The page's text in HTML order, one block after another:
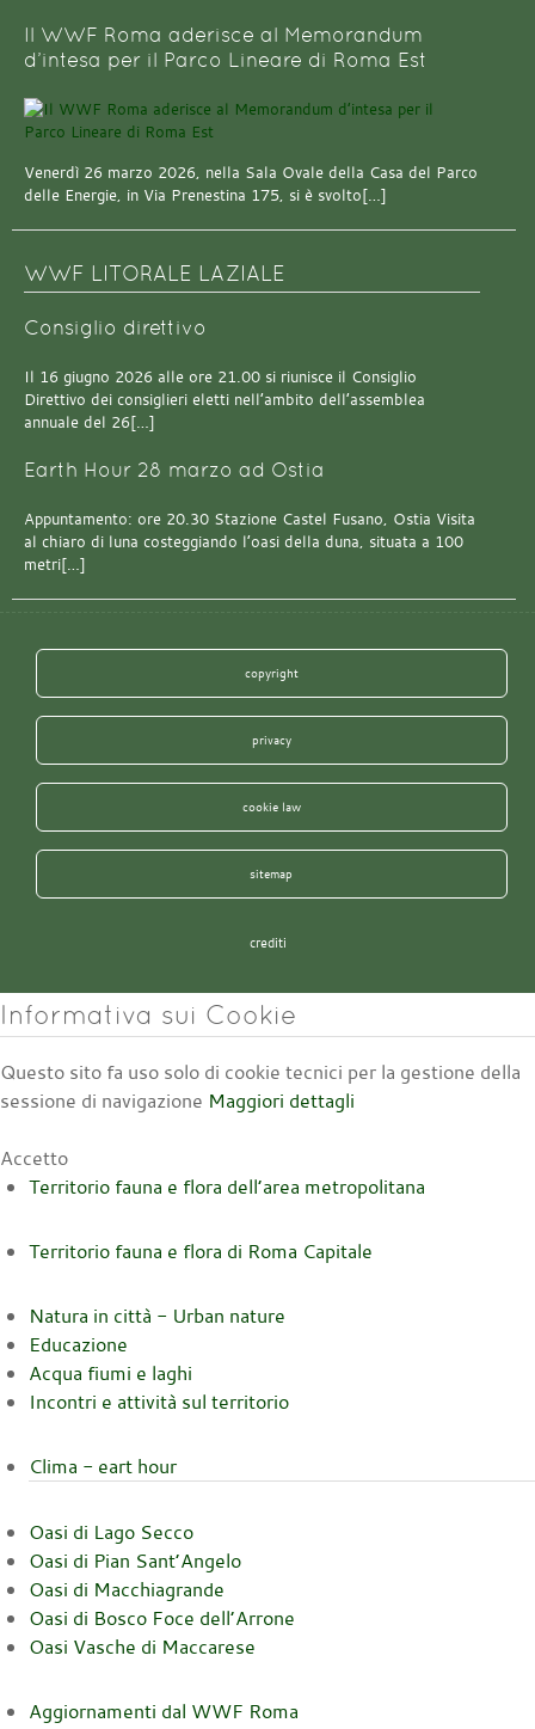
Il WWF Roma aderisce al Memorandum
d’intesa per il Parco Lineare di Roma Est
Venerdì 26 marzo 2026, nella Sala Ovale della Casa del Parco
delle Energie, in Via Prenestina 175, si è svolto[…]
WWF LITORALE LAZIALE
Consiglio direttivo
Il 16 giugno 2026 alle ore 21.00 si riunisce il Consiglio
Direttivo dei consiglieri eletti nell’ambito dell’assemblea
annuale del 26[…]
Earth Hour 28 marzo ad Ostia
Appuntamento: ore 20.30 Stazione Castel Fusano, Ostia Visita
al chiaro di luna costeggiando l’oasi della duna, situata a 100
metri[…]
copyright
privacy
cookie law
sitemap
crediti
Informativa sui Cookie
Questo sito fa uso solo di cookie tecnici per la gestione della
sessione di navigazione Maggiori dettagli
Accetto
Territorio fauna e flora dell’area metropolitana
Territorio fauna e flora di Roma Capitale
Natura in città - Urban nature
Educazione
Acqua fiumi e laghi
Incontri e attività sul territorio
Clima - eart hour
Oasi di Lago Secco
Oasi di Pian Sant’Angelo
Oasi di Macchiagrande
Oasi di Bosco Foce dell’Arrone
Oasi Vasche di Maccarese
Aggiornamenti dal WWF Roma